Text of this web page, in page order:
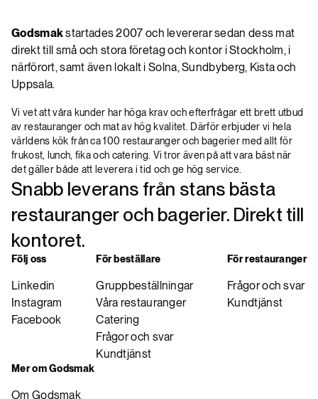
Godsmakstartades 2007 och levererar sedan dess mat
direkt till små och stora företag och kontor i Stockholm, i
närförort, samt även lokalt i Solna, Sundbyberg, Kista och
Uppsala.
Vi vet att våra kunder har höga krav och efterfrågar ett brett utbud
av restauranger och mat av hög kvalitet. Därför erbjuder vi hela
världens kök från ca 100 restauranger och bagerier med allt för
frukost, lunch, fika och catering. Vi tror även på att vara bäst när
det gäller både att leverera i tid och ge hög service.
Snabb leverans från stans bästa
restauranger och bagerier. Direkt till
kontoret.
Följ oss
Linkedin
Instagram
Facebook
För beställare
Gruppbeställningar
Våra restauranger
Catering
Frågor och svar
Kundtjänst
För restauranger
Frågor och svar
Kundtjänst
Mer om Godsmak
Om Godsmak